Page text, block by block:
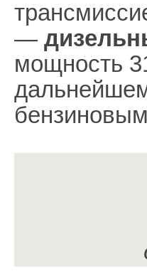
—
мощность